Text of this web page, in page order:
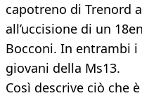
capotreno di Trenord
all’uccisione di un
Bocconi. In entrambi
giovani della Ms13.
Così descrive ciò che